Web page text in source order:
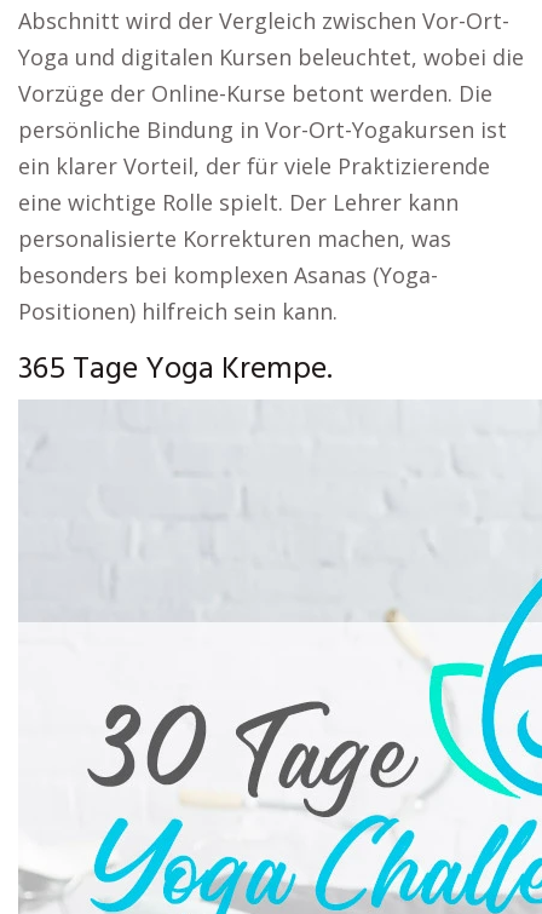
Abschnitt wird der Vergleich zwischen Vor-Ort-
Yoga und digitalen Kursen beleuchtet, wobei die
Vorzüge der Online-Kurse betont werden. Die
persönliche Bindung in Vor-Ort-Yogakursen ist
ein klarer Vorteil, der für viele Praktizierende
eine wichtige Rolle spielt. Der Lehrer kann
personalisierte Korrekturen machen, was
besonders bei komplexen Asanas (Yoga-
Positionen) hilfreich sein kann.
365 Tage Yoga Krempe.